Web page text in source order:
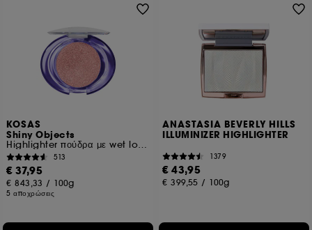
KOSAS
Shiny Objects
Highlighter πούδρα με wet look αποτέλεσμα
513
€ 37,95
€ 843,33 / 100g
5 αποχρώσεις
ANASTASIA BEVERLY HILLS
ILLUMINIZER HIGHLIGHTER
1379
€ 43,95
€ 399,55 / 100g